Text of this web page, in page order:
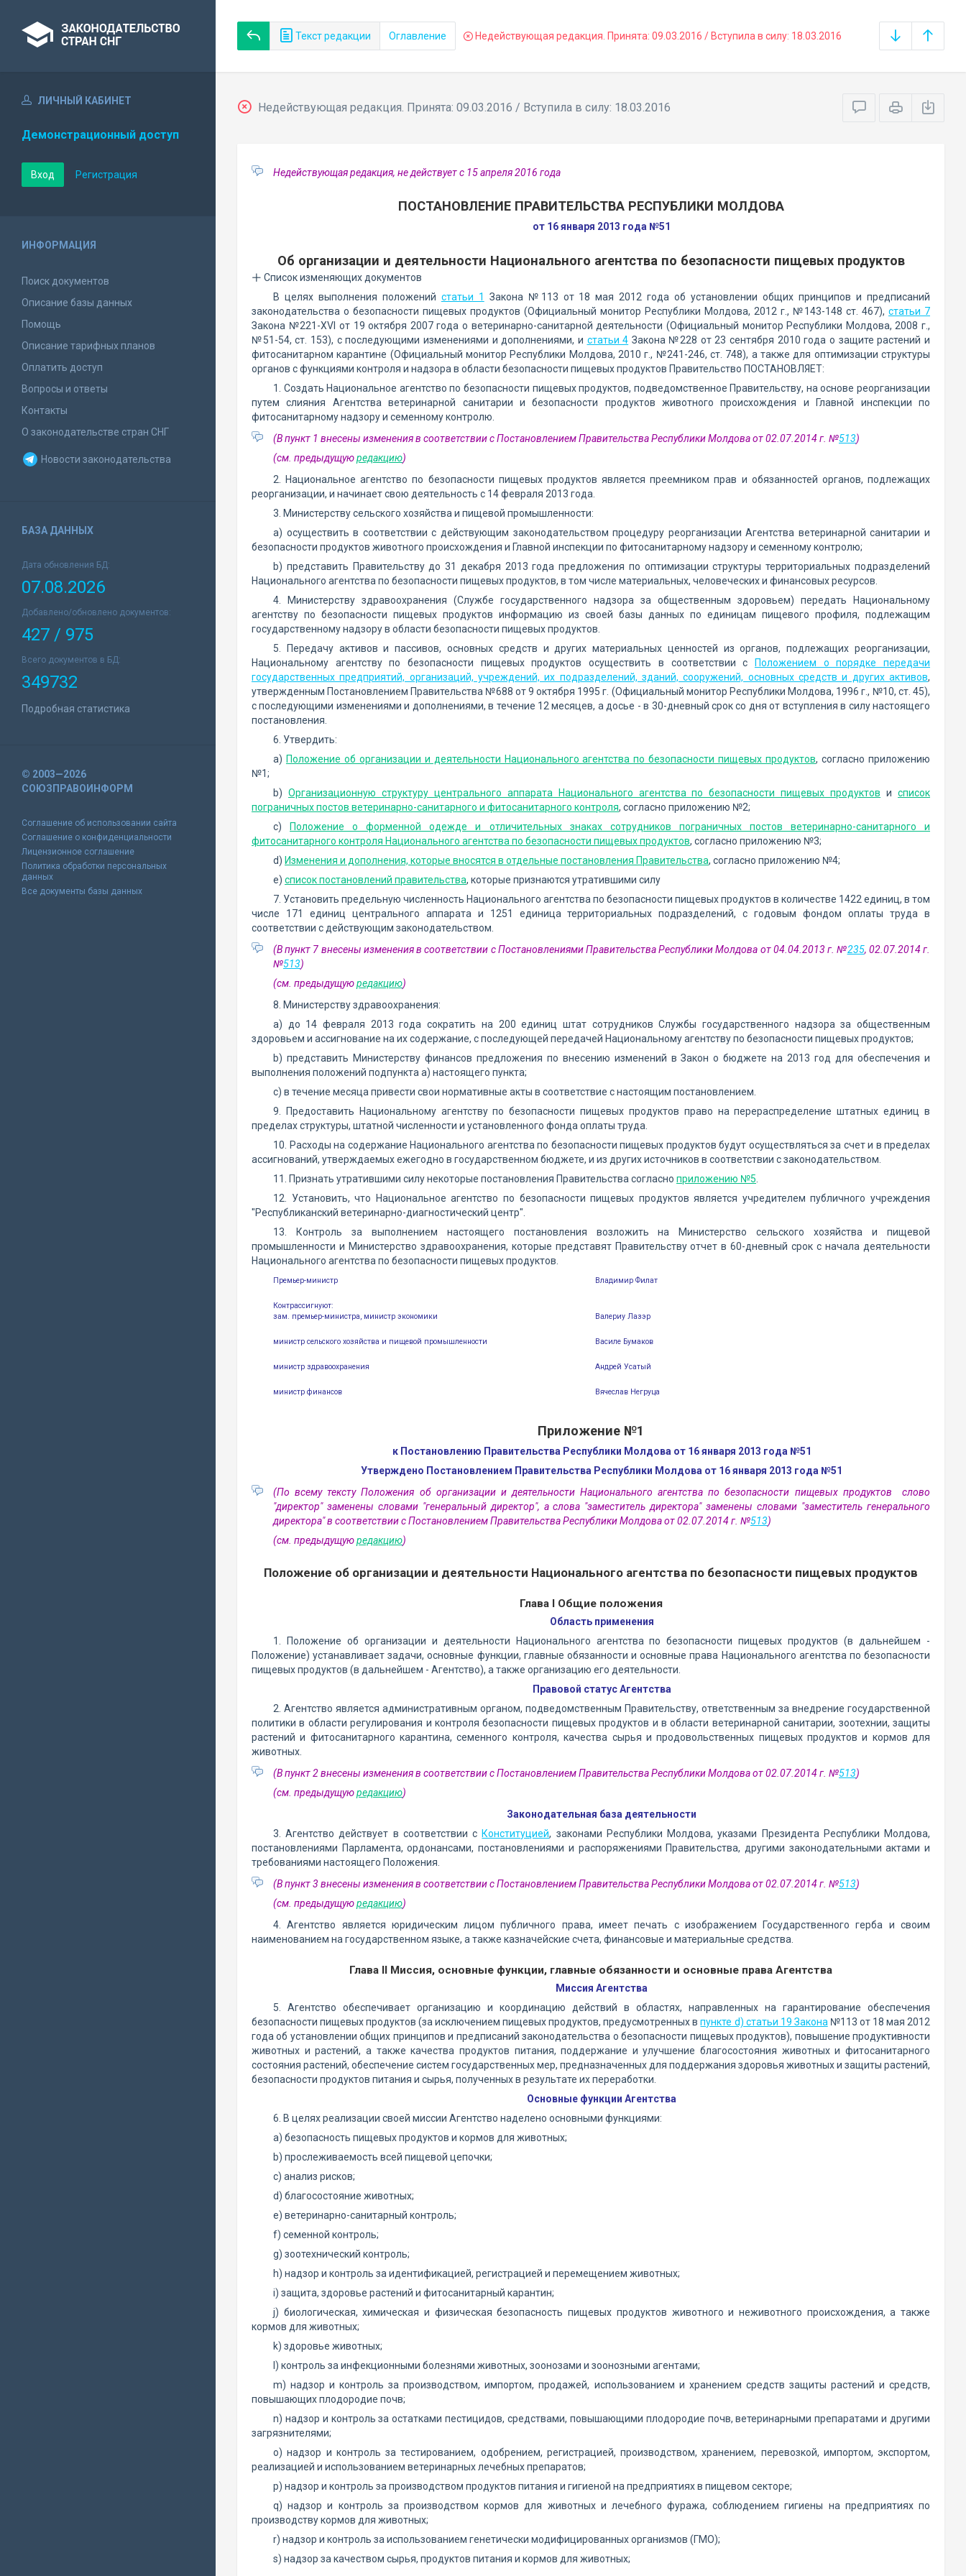
Текст редакции Оглавление Недействующая редакция. Принята: 09.03.2016 / Вступила в силу: 18.03.2016
ЛИЧНЫЙ КАБИНЕТ
Демонстрационный доступ
Вход Регистрация
ИНФОРМАЦИЯ
Поиск документов
Описание базы данных
Помощь
Описание тарифных планов
Оплатить доступ
Вопросы и ответы
Контакты
О законодательстве стран СНГ
Новости законодательства
БАЗА ДАННЫХ
Дата обновления БД:
07.08.2026
Добавлено/обновлено документов:
427 / 975
Всего документов в БД:
349732
Подробная статистика
© 2003—2026
СОЮЗПРАВОИНФОРМ
Соглашение об использовании сайта
Соглашение о конфиденциальности
Лицензионное соглашение
Политика обработки персональных
данных
Все документы базы данных
Недействующая редакция. Принята: 09.03.2016 / Вступила в силу: 18.03.2016
Недействующая редакция, не действует с 15 апреля 2016 года
ПОСТАНОВЛЕНИЕ ПРАВИТЕЛЬСТВА РЕСПУБЛИКИ МОЛДОВА
от 16 января 2013 года №51
Об организации и деятельности Национального агентства по безопасности пищевых продуктов
Список изменяющих документов
В целях выполнения положений статьи 1
Закона №113 от 18 мая 2012 года об установлении общих принципов и предписаний
законодательства о безопасности пищевых продуктов (Официальный монитор Республики Молдова, 2012 г., №143-148 ст. 467), статьи 7
Закона №221-XVI от 19 октября 2007 года о ветеринарно-санитарной деятельности (Официальный монитор Республики Молдова, 2008 г.,
№51-54, ст. 153), с последующими изменениями и дополнениями, и статьи 4 Закона №228 от 23 сентября 2010 года о защите растений и
фитосанитарном карантине (Официальный монитор Республики Молдова, 2010 г., №241-246, ст. 748), а также для оптимизации структуры
органов с функциями контроля и надзора в области безопасности пищевых продуктов Правительство ПОСТАНОВЛЯЕТ:
1. Создать Национальное агентство по безопасности пищевых продуктов, подведомственное Правительству, на основе реорганизации
путем слияния Агентства ветеринарной санитарии и безопасности продуктов животного происхождения и Главной инспекции по
фитосанитарному надзору и семенному контролю.
(В пункт 1 внесены изменения в соответствии с Постановлением Правительства Республики Молдова от 02.07.2014 г. №513)
(см. предыдущуюредакцию)
2. Национальное агентство по безопасности пищевых продуктов является преемником прав и обязанностей органов, подлежащих
реорганизации, и начинает свою деятельность с 14 февраля 2013 года.
3. Министерству сельского хозяйства и пищевой промышленности:
а) осуществить в соответствии с действующим законодательством процедуру реорганизации Агентства ветеринарной санитарии и
безопасности продуктов животного происхождения и Главной инспекции по фитосанитарному надзору и семенному контролю;
b) представить Правительству до 31 декабря 2013 года предложения по оптимизации структуры территориальных подразделений
Национального агентства по безопасности пищевых продуктов, в том числе материальных, человеческих и финансовых ресурсов.
4. Министерству здравоохранения (Службе государственного надзора за общественным здоровьем) передать Национальному
агентству по безопасности пищевых продуктов информацию из своей базы данных по единицам пищевого профиля, подлежащим
государственному надзору в области безопасности пищевых продуктов.
5. Передачу активов и пассивов, основных средств и других материальных ценностей из органов, подлежащих реорганизации,
Национальному агентству по безопасности пищевых продуктов осуществить в соответствии с
Положением о порядке передачи
государственных предприятий, организаций, учреждений, их подразделений, зданий, сооружений, основных средств и других активов,
утвержденным Постановлением Правительства №688 от 9 октября 1995 г. (Официальный монитор Республики Молдова, 1996 г., №10, ст. 45),
с последующими изменениями и дополнениями, в течение 12 месяцев, а досье - в 30-дневный срок со дня от вступления в силу настоящего
постановления.
6. Утвердить:
а) Положение об организации и деятельности Национального агентства по безопасности пищевых продуктов, согласно приложению
№1;
b) Организационную структуру центрального аппарата Национального агентства по безопасности пищевых продуктов исписок
пограничных постов ветеринарно-санитарного и фитосанитарного контроля, согласно приложению №2;
c)
Положение о форменной одежде и отличительных знаках сотрудников пограничных постов ветеринарно-санитарного и
фитосанитарного контроля Национального агентства по безопасности пищевых продуктов, согласно приложению №3;
d) Изменения и дополнения, которые вносятся в отдельные постановления Правительства, согласно приложению №4;
e) список постановлений правительства, которые признаются утратившими силу
7. Установить предельную численность Национального агентства по безопасности пищевых продуктов в количестве 1422 единиц, в том
числе 171 единиц центрального аппарата и 1251 единица территориальных подразделений, с годовым фондом оплаты труда в
соответствии с действующим законодательством.
(В пункт 7 внесены изменения в соответствии с Постановлениями Правительства Республики Молдова от 04.04.2013 г. №235, 02.07.2014 г.
№513)
(см. предыдущуюредакцию)
8. Министерству здравоохранения:
а) до 14 февраля 2013 года сократить на 200 единиц штат сотрудников Службы государственного надзора за общественным
здоровьем и ассигнование на их содержание, с последующей передачей Национальному агентству по безопасности пищевых продуктов;
b) представить Министерству финансов предложения по внесению изменений в Закон о бюджете на 2013 год для обеспечения и
выполнения положений подпункта а) настоящего пункта;
с) в течение месяца привести свои нормативные акты в соответствие с настоящим постановлением.
9. Предоставить Национальному агентству по безопасности пищевых продуктов право на перераспределение штатных единиц в
пределах структуры, штатной численности и установленного фонда оплаты труда.
10. Расходы на содержание Национального агентства по безопасности пищевых продуктов будут осуществляться за счет и в пределах
ассигнований, утверждаемых ежегодно в государственном бюджете, и из других источников в соответствии с законодательством.
11. Признать утратившими силу некоторые постановления Правительства согласно приложению №5
12. Установить, что Национальное агентство по безопасности пищевых продуктов является учредителем публичного учреждения
"Республиканский ветеринарно-диагностический центр".
13. Контроль за выполнением настоящего постановления возложить на Министерство сельского хозяйства и пищевой
промышленности и Министерство здравоохранения, которые представят Правительству отчет в 60-дневный срок с начала деятельности
Национального агентства по безопасности пищевых продуктов.
Премьер-министр Владимир Филат
Контрассигнуют:
зам. премьер-министра, министр экономики
Валериу Лазэр
министр сельского хозяйства и пищевой промышленности Василе Бумаков
министр здравоохранения Андрей Усатый
министр финансов Вячеслав Негруца
Приложение №1
к Постановлению Правительства Республики Молдова от 16 января 2013 года №51
Утверждено Постановлением Правительства Республики Молдова от 16 января 2013 года №51
(По всему тексту Положения об организации и деятельности Национального агентства по безопасности пищевых продуктов слово
"директор" заменены словами "генеральный директор", а слова "заместитель директора" заменены словами "заместитель генерального
директора" в соответствии с Постановлением Правительства Республики Молдова от 02.07.2014 г. №513)
(см. предыдущуюредакцию)
Положение об организации и деятельности Национального агентства по безопасности пищевых продуктов
Глава I Общие положения
Область применения
1. Положение об организации и деятельности Национального агентства по безопасности пищевых продуктов (в дальнейшем -
Положение) устанавливает задачи, основные функции, главные обязанности и основные права Национального агентства по безопасности
пищевых продуктов (в дальнейшем - Агентство), а также организацию его деятельности.
Правовой статус Агентства
2. Агентство является административным органом, подведомственным Правительству, ответственным за внедрение государственной
политики в области регулирования и контроля безопасности пищевых продуктов и в области ветеринарной санитарии, зоотехнии, защиты
растений и фитосанитарного карантина, семенного контроля, качества сырья и продовольственных пищевых продуктов и кормов для
животных.
(В пункт 2 внесены изменения в соответствии с Постановлением Правительства Республики Молдова от 02.07.2014 г. №513)
(см. предыдущуюредакцию)
Законодательная база деятельности
3. Агентство действует в соответствии с Конституцией, законами Республики Молдова, указами Президента Республики Молдова,
постановлениями Парламента, ордонансами, постановлениями и распоряжениями Правительства, другими законодательными актами и
требованиями настоящего Положения.
(В пункт 3 внесены изменения в соответствии с Постановлением Правительства Республики Молдова от 02.07.2014 г. №513)
(см. предыдущуюредакцию)
4. Агентство является юридическим лицом публичного права, имеет печать с изображением Государственного герба и своим
наименованием на государственном языке, а также казначейские счета, финансовые и материальные средства.
Глава II Миссия, основные функции, главные обязанности и основные права Агентства
Миссия Агентства
5. Агентство обеспечивает организацию и координацию действий в областях, направленных на гарантирование обеспечения
безопасности пищевых продуктов (за исключением пищевых продуктов, предусмотренных впункте d) статьи 19 Закона №113 от 18 мая 2012
года об установлении общих принципов и предписаний законодательства о безопасности пищевых продуктов), повышение продуктивности
животных и растений, а также качества продуктов питания, поддержание и улучшение благосостояния животных и фитосанитарного
состояния растений, обеспечение систем государственных мер, предназначенных для поддержания здоровья животных и защиты растений,
безопасности продуктов питания и сырья, полученных в результате их переработки.
Основные функции Агентства
6. В целях реализации своей миссии Агентство наделено основными функциями:
a) безопасность пищевых продуктов и кормов для животных;
b) прослеживаемость всей пищевой цепочки;
c) анализ рисков;
d) благосостояние животных;
e) ветеринарно-санитарный контроль;
f) семенной контроль;
g) зоотехнический контроль;
h) надзор и контроль за идентификацией, регистрацией и перемещением животных;
i) защита, здоровье растений и фитосанитарный карантин;
j) биологическая, химическая и физическая безопасность пищевых продуктов животного и неживотного происхождения, а также
кормов для животных;
k) здоровье животных;
l) контроль за инфекционными болезнями животных, зоонозами и зоонозными агентами;
m) надзор и контроль за производством, импортом, продажей, использованием и хранением средств защиты растений и средств,
повышающих плодородие почв;
n) надзор и контроль за остатками пестицидов, средствами, повышающими плодородие почв, ветеринарными препаратами и другими
загрязнителями;
o) надзор и контроль за тестированием, одобрением, регистрацией, производством, хранением, перевозкой, импортом, экспортом,
реализацией и использованием ветеринарных лечебных препаратов;
p) надзор и контроль за производством продуктов питания и гигиеной на предприятиях в пищевом секторе;
q) надзор и контроль за производством кормов для животных и лечебного фуража, соблюдением гигиены на предприятиях по
производству кормов для животных;
r) надзор и контроль за использованием генетически модифицированных организмов (ГМО);
s) надзор за качеством сырья, продуктов питания и кормов для животных;